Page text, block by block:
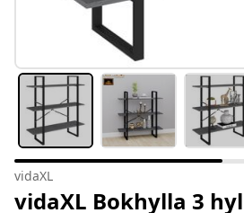
vidaXL
vidaXL Bokhylla 3